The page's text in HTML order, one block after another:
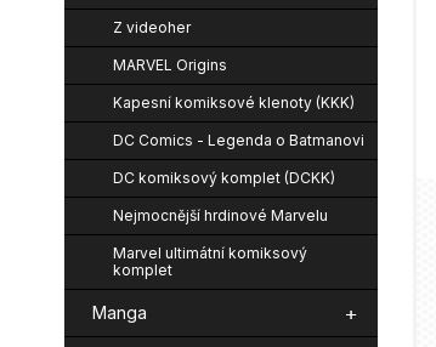
Z videoher
MARVEL Origins
Kapesní komiksové klenoty (KKK)
DC Comics - Legenda o Batmanovi
DC komiksový komplet (DCKK)
Nejmocnější hrdinové Marvelu
Marvel ultimátní komiksový
komplet
Manga